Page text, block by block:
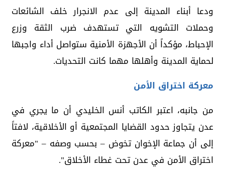
ودعا أبناء المدينة إلى عدم الانجرار خلف الشائعات
وحملات التشويه التي تستهدف ضرب الثقة وزرع
الإحباط، مؤكداً أن الأجهزة الأمنية ستواصل أداء واجبها
لحماية المدينة وأهلها مهما كانت التحديات.
معركة اختراق الأمن
من جانبه، اعتبر الكاتب أنس الخليدي أن ما يجري في
عدن يتجاوز حدود القضايا المجتمعية أو الأخلاقية، لافتاً
إلى أن جماعة الإخوان تخوض – بحسب وصفه – "معركة
اختراق الأمن في عدن تحت غطاء الأخلاق".